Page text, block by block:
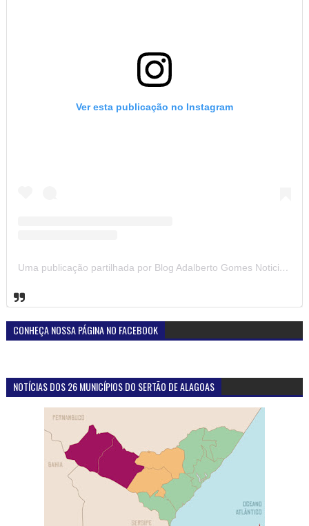
Ver esta publicação no Instagram
Uma publicação partilhada por Blog Adalberto Gomes Noticias (@blogadalbertogomesnoticiass)
CONHEÇA NOSSA PÁGINA NO FACEBOOK
NOTÍCIAS DOS 26 MUNICÍPIOS DO SERTÃO DE ALAGOAS